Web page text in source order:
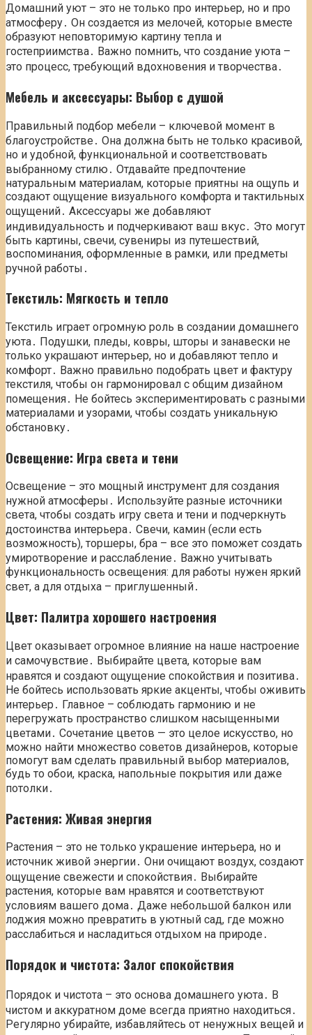
Домашний уют – это не только про интерьер, но и про
атмосферу․ Он создается из мелочей, которые вместе
образуют неповторимую картину тепла и
гостеприимства․ Важно помнить, что создание уюта –
это процесс, требующий вдохновения и творчества․
Мебель и аксессуары: Выбор с душой
Правильный подбор мебели – ключевой момент в
благоустройстве․ Она должна быть не только красивой,
но и удобной, функциональной и соответствовать
выбранному стилю․ Отдавайте предпочтение
натуральным материалам, которые приятны на ощупь и
создают ощущение визуального комфорта и тактильных
ощущений․ Аксессуары же добавляют
индивидуальность и подчеркивают ваш вкус․ Это могут
быть картины, свечи, сувениры из путешествий,
воспоминания, оформленные в рамки, или предметы
ручной работы․
Текстиль: Мягкость и тепло
Текстиль играет огромную роль в создании домашнего
уюта․ Подушки, пледы, ковры, шторы и занавески не
только украшают интерьер, но и добавляют тепло и
комфорт․ Важно правильно подобрать цвет и фактуру
текстиля, чтобы он гармонировал с общим дизайном
помещения․ Не бойтесь экспериментировать с разными
материалами и узорами, чтобы создать уникальную
обстановку․
Освещение: Игра света и тени
Освещение – это мощный инструмент для создания
нужной атмосферы․ Используйте разные источники
света, чтобы создать игру света и тени и подчеркнуть
достоинства интерьера․ Свечи, камин (если есть
возможность), торшеры, бра – все это поможет создать
умиротворение и расслабление․ Важно учитывать
функциональность освещения: для работы нужен яркий
свет, а для отдыха – приглушенный․
Цвет: Палитра хорошего настроения
Цвет оказывает огромное влияние на наше настроение
и самочувствие․ Выбирайте цвета, которые вам
нравятся и создают ощущение спокойствия и позитива․
Не бойтесь использовать яркие акценты, чтобы оживить
интерьер․ Главное – соблюдать гармонию и не
перегружать пространство слишком насыщенными
цветами․ Сочетание цветов — это целое искусство, но
можно найти множество советов дизайнеров, которые
помогут вам сделать правильный выбор материалов,
будь то обои, краска, напольные покрытия или даже
потолки․
Растения: Живая энергия
Растения – это не только украшение интерьера, но и
источник живой энергии․ Они очищают воздух, создают
ощущение свежести и спокойствия․ Выбирайте
растения, которые вам нравятся и соответствуют
условиям вашего дома․ Даже небольшой балкон или
лоджия можно превратить в уютный сад, где можно
расслабиться и насладиться отдыхом на природе․
Порядок и чистота: Залог спокойствия
Порядок и чистота – это основа домашнего уюта․ В
чистом и аккуратном доме всегда приятно находиться․
Регулярно убирайте, избавляйтесь от ненужных вещей и